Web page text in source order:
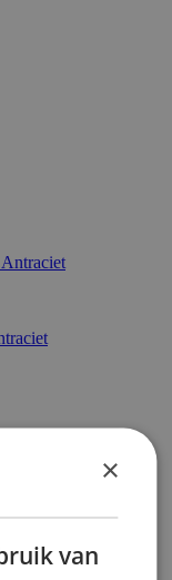
Eiken, Zwart
×
van